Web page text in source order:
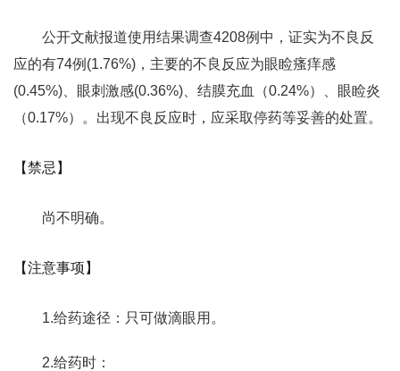
公开文献报道使用结果调查4208例中，证实为不良反
应的有74例(1.76%)，主要的不良反应为眼睑瘙痒感
(0.45%)、眼刺激感(0.36%)、结膜充血（0.24%）、眼睑炎
（0.17%）。出现不良反应时，应采取停药等妥善的处置。
【禁忌】
尚不明确。
【注意事项】
1.给药途径：只可做滴眼用。
2.给药时：